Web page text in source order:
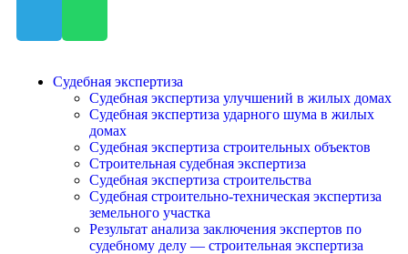
Судебная экспертиза
Судебная экспертиза улучшений в жилых домах
Судебная экспертиза ударного шума в жилых
домах
Судебная экспертиза строительных объектов
Строительная судебная экспертиза
Судебная экспертиза строительства
Судебная строительно-техническая экспертиза
земельного участка
Результат анализа заключения экспертов по
судебному делу — строительная экспертиза